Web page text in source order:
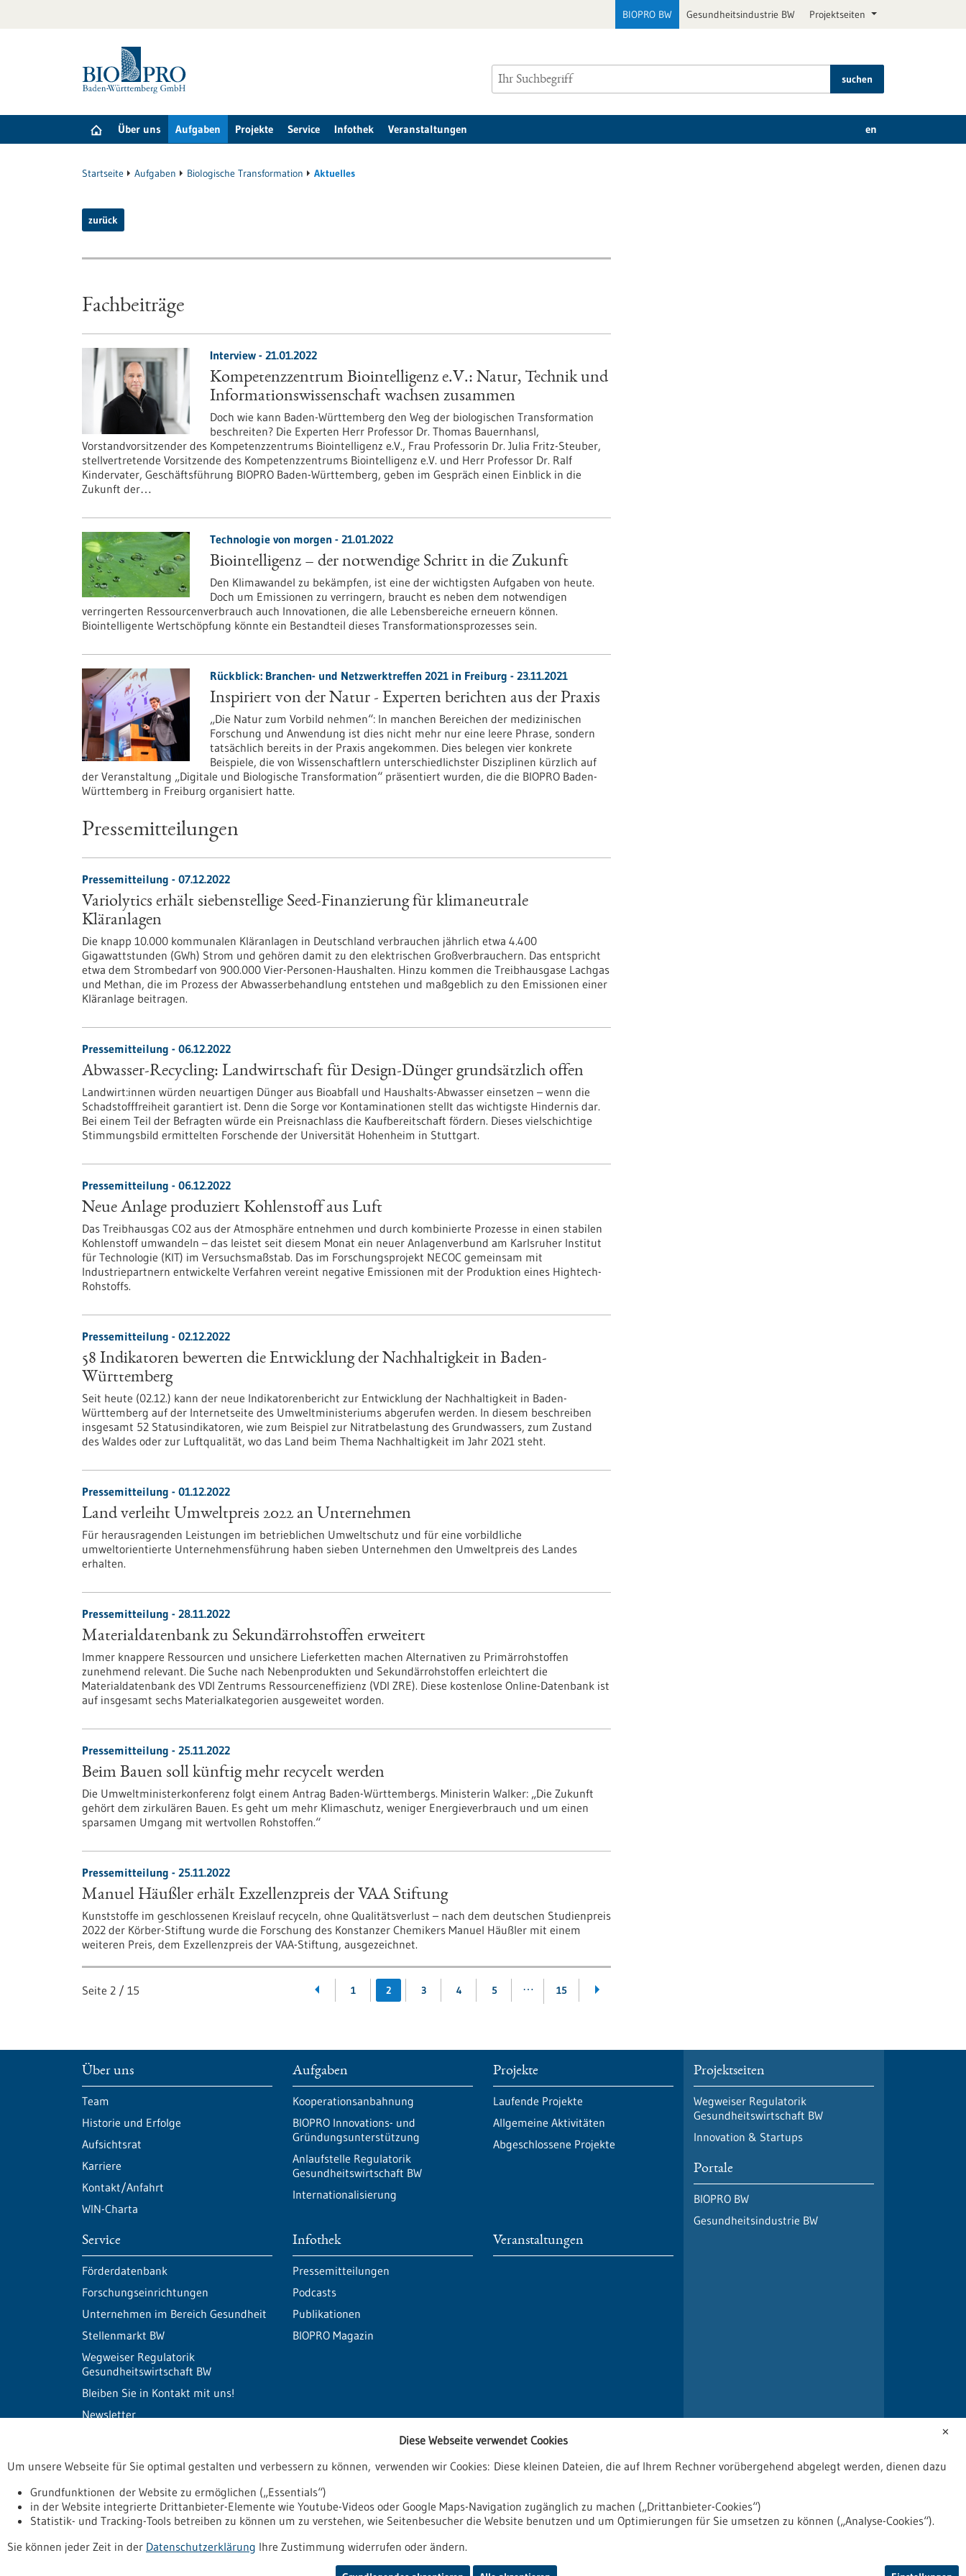
BIOPRO BW Gesundheitsindustrie BW Projektseiten
suchen
Über uns Aufgaben Projekte Service Infothek Veranstaltungen en
Startseite Aufgaben Biologische Transformation Aktuelles
zurück
Fachbeiträge
Interview - 21.01.2022
Kompetenzzentrum Biointelligenz e.V.: Natur, Technik und
Informationswissenschaft wachsen zusammen
Doch wie kann Baden-Württemberg den Weg der biologischen Transformation
beschreiten? Die Experten Herr Professor Dr. Thomas Bauernhansl,
Vorstandvorsitzender des Kompetenzzentrums Biointelligenz e.V., Frau Professorin Dr. Julia Fritz-Steuber,
stellvertretende Vorsitzende des Kompetenzzentrums Biointelligenz e.V. und Herr Professor Dr. Ralf
Kindervater, Geschäftsführung BIOPRO Baden-Württemberg, geben im Gespräch einen Einblick in die
Zukunft der…
Technologie von morgen - 21.01.2022
Biointelligenz – der notwendige Schritt in die Zukunft
Den Klimawandel zu bekämpfen, ist eine der wichtigsten Aufgaben von heute.
Doch um Emissionen zu verringern, braucht es neben dem notwendigen
verringerten Ressourcenverbrauch auch Innovationen, die alle Lebensbereiche erneuern können.
Biointelligente Wertschöpfung könnte ein Bestandteil dieses Transformationsprozesses sein.
Rückblick: Branchen- und Netzwerktreffen 2021 in Freiburg - 23.11.2021
Inspiriert von der Natur - Experten berichten aus der Praxis
„Die Natur zum Vorbild nehmen“: In manchen Bereichen der medizinischen
Forschung und Anwendung ist dies nicht mehr nur eine leere Phrase, sondern
tatsächlich bereits in der Praxis angekommen. Dies belegen vier konkrete
Beispiele, die von Wissenschaftlern unterschiedlichster Disziplinen kürzlich auf
der Veranstaltung „Digitale und Biologische Transformation“ präsentiert wurden, die die BIOPRO Baden-
Württemberg in Freiburg organisiert hatte.
Pressemitteilungen
Pressemitteilung - 07.12.2022
Variolytics erhält siebenstellige Seed-Finanzierung für klimaneutrale
Kläranlagen
Die knapp 10.000 kommunalen Kläranlagen in Deutschland verbrauchen jährlich etwa 4.400
Gigawattstunden (GWh) Strom und gehören damit zu den elektrischen Großverbrauchern. Das entspricht
etwa dem Strombedarf von 900.000 Vier-Personen-Haushalten. Hinzu kommen die Treibhausgase Lachgas
und Methan, die im Prozess der Abwasserbehandlung entstehen und maßgeblich zu den Emissionen einer
Kläranlage beitragen.
Pressemitteilung - 06.12.2022
Abwasser-Recycling: Landwirtschaft für Design-Dünger grundsätzlich offen
Landwirt:innen würden neuartigen Dünger aus Bioabfall und Haushalts-Abwasser einsetzen – wenn die
Schadstofffreiheit garantiert ist. Denn die Sorge vor Kontaminationen stellt das wichtigste Hindernis dar.
Bei einem Teil der Befragten würde ein Preisnachlass die Kaufbereitschaft fördern. Dieses vielschichtige
Stimmungsbild ermittelten Forschende der Universität Hohenheim in Stuttgart.
Pressemitteilung - 06.12.2022
Neue Anlage produziert Kohlenstoff aus Luft
Das Treibhausgas CO2 aus der Atmosphäre entnehmen und durch kombinierte Prozesse in einen stabilen
Kohlenstoff umwandeln – das leistet seit diesem Monat ein neuer Anlagenverbund am Karlsruher Institut
für Technologie (KIT) im Versuchsmaßstab. Das im Forschungsprojekt NECOC gemeinsam mit
Industriepartnern entwickelte Verfahren vereint negative Emissionen mit der Produktion eines Hightech-
Rohstoffs.
Pressemitteilung - 02.12.2022
58 Indikatoren bewerten die Entwicklung der Nachhaltigkeit in Baden-
Württemberg
Seit heute (02.12.) kann der neue Indikatorenbericht zur Entwicklung der Nach­haltigkeit in Baden-
Württemberg auf der Internetseite des Umweltministeriums abgerufen werden. In diesem beschreiben
insgesamt 52 Statusindikatoren, wie zum Beispiel zur Nitratbelastung des Grundwassers, zum Zustand
des Waldes oder zur Luftqualität, wo das Land beim Thema Nachhaltigkeit im Jahr 2021 steht.
Pressemitteilung - 01.12.2022
Land verleiht Umweltpreis 2022 an Unternehmen
Für herausragenden Leistungen im betrieblichen Umweltschutz und für eine vorbildliche
umweltorientierte Unternehmensführung haben sieben Unternehmen den Umweltpreis des Landes
erhalten.
Pressemitteilung - 28.11.2022
Materialdatenbank zu Sekundärrohstoffen erweitert
Immer knappere Ressourcen und unsichere Lieferketten machen Alternativen zu Primärrohstoffen
zunehmend relevant. Die Suche nach Nebenprodukten und Sekundärrohstoffen erleichtert die
Materialdatenbank des VDI Zentrums Ressourceneffizienz (VDI ZRE). Diese kostenlose Online-Datenbank ist
auf insgesamt sechs Materialkategorien ausgeweitet worden.
Pressemitteilung - 25.11.2022
Beim Bauen soll künftig mehr recycelt werden
Die Umweltministerkonferenz folgt einem Antrag Baden-Württembergs. Ministerin Walker: „Die Zukunft
gehört dem zirkulären Bauen. Es geht um mehr Klimaschutz, weniger Energieverbrauch und um einen
sparsamen Umgang mit wertvollen Rohstoffen.“
Pressemitteilung - 25.11.2022
Manuel Häußler erhält Exzellenzpreis der VAA Stiftung
Kunststoffe im geschlossenen Kreislauf recyceln, ohne Qualitätsverlust – nach dem deutschen Studienpreis
2022 der Körber-Stiftung wurde die Forschung des Konstanzer Chemikers Manuel Häußler mit einem
weiteren Preis, dem Exzellenzpreis der VAA-Stiftung, ausgezeichnet.
Seite 2 / 15 1 2 3 4 5 … 15
Über uns
Team
Historie und Erfolge
Aufsichtsrat
Karriere
Kontakt/Anfahrt
WIN-Charta
Aufgaben
Kooperationsanbahnung
BIOPRO Innovations- und
Gründungsunterstützung
Anlaufstelle Regulatorik
Gesundheitswirtschaft BW
Internationalisierung
Projekte
Laufende Projekte
Allgemeine Aktivitäten
Abgeschlossene Projekte
Service
Förderdatenbank
Forschungseinrichtungen
Unternehmen im Bereich Gesundheit
Stellenmarkt BW
Wegweiser Regulatorik
Gesundheitswirtschaft BW
Bleiben Sie in Kontakt mit uns!
Newsletter
Infothek
Pressemitteilungen
Podcasts
Publikationen
BIOPRO Magazin
Veranstaltungen
Projektseiten
Wegweiser Regulatorik
Gesundheitswirtschaft BW
Innovation & Startups
Portale
BIOPRO BW
Gesundheitsindustrie BW
Informiert bleiben Newsletter abonnieren
✕
Diese Webseite verwendet Cookies
Um unsere Webseite für Sie optimal gestalten und verbessern zu können, verwenden wir Cookies: Diese kleinen Dateien, die auf Ihrem Rechner vorübergehend abgelegt werden, dienen dazu
Grundfunktionen der Website zu ermöglichen („Essentials“)
in der Website integrierte Drittanbieter-Elemente wie Youtube-Videos oder Google Maps-Navigation zugänglich zu machen („Drittanbieter-Cookies“)
Statistik- und Tracking-Tools betreiben zu können um zu verstehen, wie Seitenbesucher die Website benutzen und um Optimierungen für Sie umsetzen zu können („Analyse-Cookies“).
Sie können jeder Zeit in der Datenschutzerklärung Ihre Zustimmung widerrufen oder ändern.